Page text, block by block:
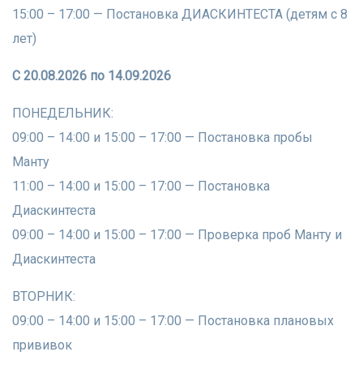
​15:00 – 17:00 — Постановка ДИАСКИНТЕСТА (детям с 8
лет)
С 20.08.2026 по 14.09.2026
ПОНЕДЕЛЬНИК:
​09:00 – 14:00 и 15:00 – 17:00 — Постановка пробы
Манту
​11:00 – 14:00 и 15:00 – 17:00 — Постановка
Диаскинтеста
​09:00 – 14:00 и 15:00 – 17:00 — Проверка проб Манту и
Диаскинтеста
​ВТОРНИК:
​09:00 – 14:00 и 15:00 – 17:00 — Постановка плановых
прививок